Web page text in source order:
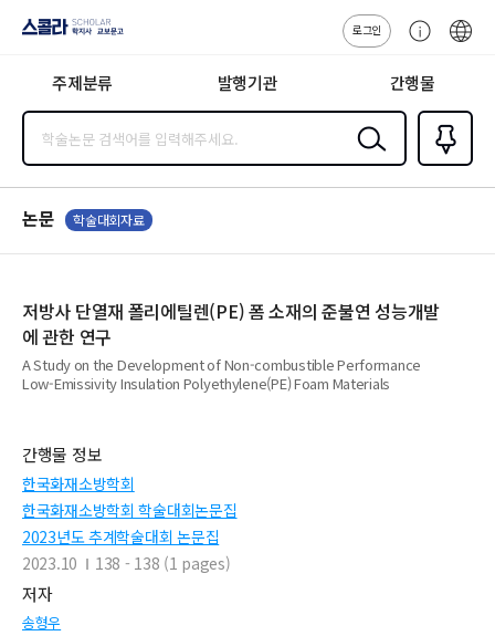
지사·교보문고
로그인
센
주제분류 발행기관 간행물
검색
즐겨찾
기0
논문 학술대회자료
저방사 단열재 폴리에틸렌(PE) 폼 소재의 준불연 성능개발
에 관한 연구
A Study on the Development of Non-combustible Performance
Low-Emissivity Insulation Polyethylene(PE) Foam Materials
간행물 정보
한국화재소방학회
한국화재소방학회 학술대회논문집
2023년도 추계학술대회 논문집
2023.10
138 - 138 (1 pages)
저자
송형우